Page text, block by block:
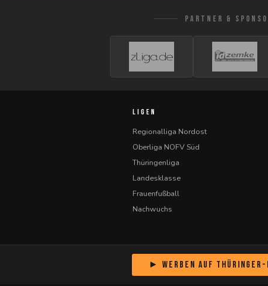
PARTNER &
LIGEN
Regionalliga Nordost
Oberliga NOFV Süd
Thüringenliga
Landesklasse
Frauenfußball
Nachwuchs
► Werben auf